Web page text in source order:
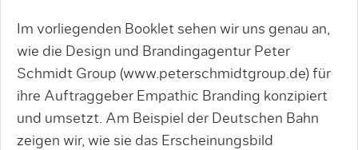
Im vorliegenden Booklet sehen wir uns genau an,
wie die Design­ und Brandingagentur Peter
Schmidt Group (www.peter­schmidt­group.de) für
ihre Auftragge­ber Empathic Branding konzipiert
und umsetzt. Am Beispiel der Deutschen Bahn
zeigen wir, wie sie das Erscheinungsbild